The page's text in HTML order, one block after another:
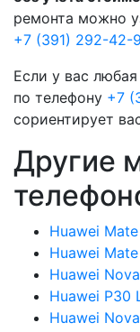
ремонта можно
+7 (391) 292-42-
Если у вас
по телефону +7
сориентирует
Другие
Huawei
Huawei
Huawei
Huawei P30
Huawei